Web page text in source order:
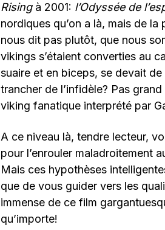
Risingà 2001: l’Odyssée de
nordiques qu’on a là, mais de
nous dit pas plutôt, que nous
vikings s’étaient converties au
suaire et en biceps, se devait
trancher de l’infidèle? Pas
viking fanatique interprété par
A ce niveau là, tendre lecteur,
pour l’enrouler maladroitement
Mais ces hypothèses
que de vous guider vers les
immense de ce film
qu’importe!